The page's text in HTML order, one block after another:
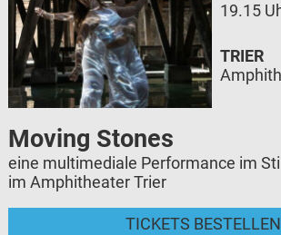
19.15
Moving Stones
eine multimediale Performance im
im Amphitheater Trier
TICKETS BESTELLEN
TRIER